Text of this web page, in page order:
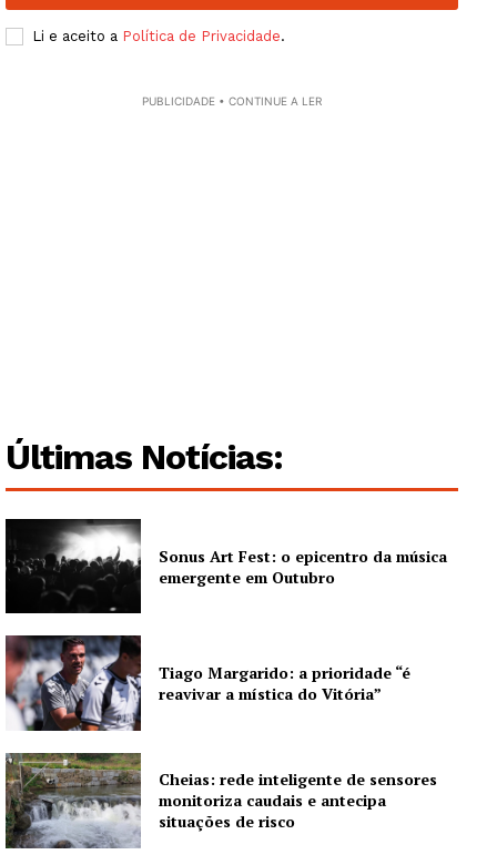
Li e aceito a Política de Privacidade.
PUBLICIDADE • CONTINUE A LER
Últimas Notícias:
Sonus Art Fest: o epicentro da música
emergente em Outubro
Tiago Margarido: a prioridade “é
reavivar a mística do Vitória”
Cheias: rede inteligente de sensores
monitoriza caudais e antecipa
situações de risco